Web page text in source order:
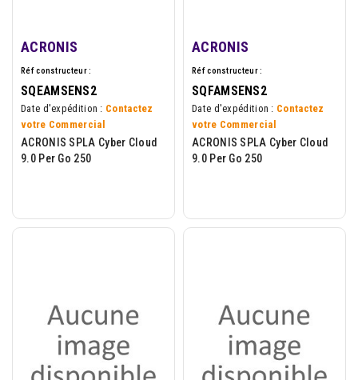
ACRONIS
Réf constructeur :
SQEAMSENS2
Date d'expédition : Contactez
votre Commercial
ACRONIS SPLA Cyber Cloud
9.0 Per Go 250
ACRONIS
Réf constructeur :
SQFAMSENS2
Date d'expédition : Contactez
votre Commercial
ACRONIS SPLA Cyber Cloud
9.0 Per Go 250